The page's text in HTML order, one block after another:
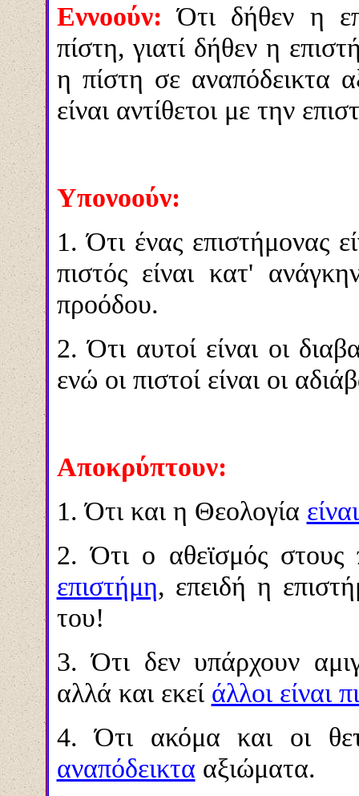
Εννοούν:Ότι δήθεν η
πίστη, γιατί δήθεν η
η πίστη σε αναπόδεικτα
είναι αντίθετοι με την
Υπονοούν:
1. Ότι ένας επιστήμονας
πιστός είναι κατ'
προόδου.
2. Ότι αυτοί είναι οι
ενώ οι πιστοί είναι οι
Αποκρύπτουν:
1. Ότι και η Θεολογία
2. Ότι ο αθεϊσμός στους
επιστήμη, επειδή η
του!
3. Ότι δεν υπάρχουν
αλλά και εκεί άλλοι είναι
4. Ότι ακόμα και οι
αναπόδεικτα αξιώματα.